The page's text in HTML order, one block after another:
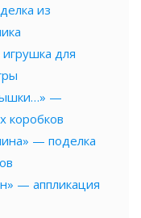
из
для
—
коробков
— поделка
— аппликация